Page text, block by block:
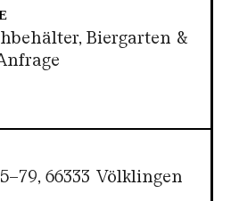
Biergarten &
66333 Völklingen